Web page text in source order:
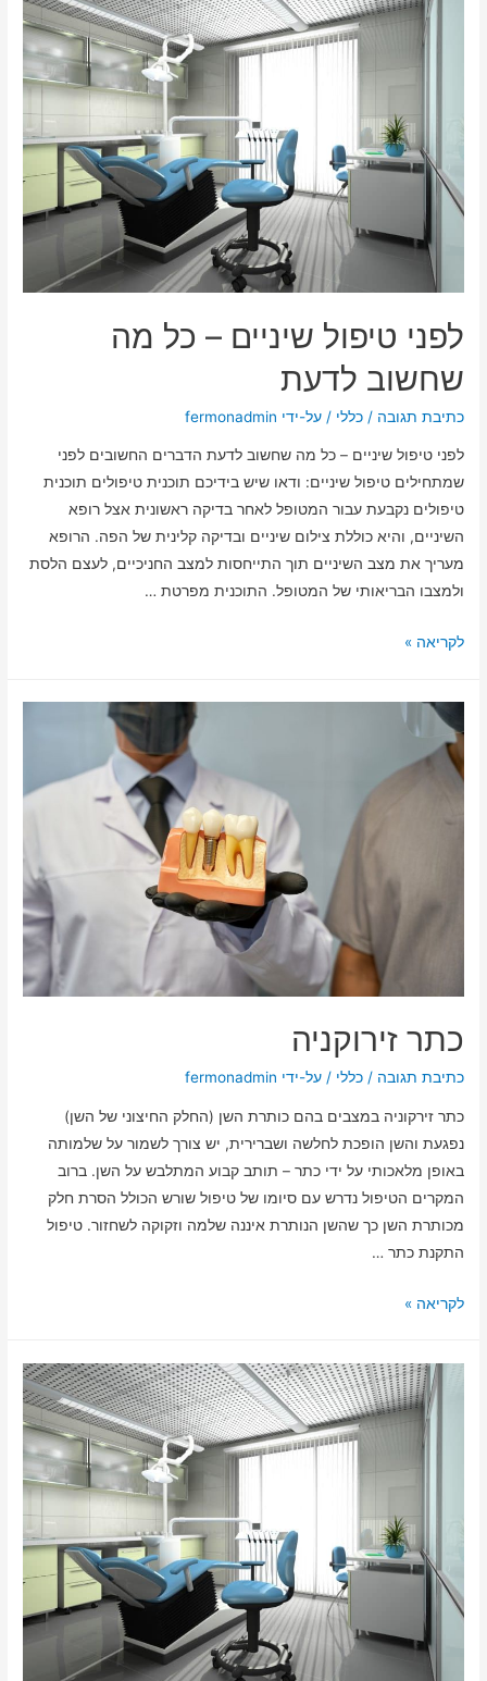
לפני טיפול שיניים – כל מה
שחשוב לדעת
כתיבת תגובה /כללי / על-ידי fermonadmin
לפני טיפול שיניים – כל מה שחשוב לדעת הדברים החשובים לפני
שמתחילים טיפול שיניים: ודאו שיש בידיכם תוכנית טיפולים תוכנית
טיפולים נקבעת עבור המטופל לאחר בדיקה ראשונית אצל רופא
השיניים, והיא כוללת צילום שיניים ובדיקה קלינית של הפה. הרופא
מעריך את מצב השיניים תוך התייחסות למצב החניכיים, לעצם הלסת
ולמצבו הבריאותי של המטופל. התוכנית מפרטת …
לקריאה »
כתר זירוקניה
כתיבת תגובה /כללי / על-ידי fermonadmin
כתר זירקוניה במצבים בהם כותרת השן (החלק החיצוני של השן)
נפגעת והשן הופכת לחלשה ושברירית, יש צורך לשמור על שלמותה
באופן מלאכותי על ידי כתר – תותב קבוע המתלבש על השן. ברוב
המקרים הטיפול נדרש עם סיומו של טיפול שורש הכולל הסרת חלק
מכותרת השן כך שהשן הנותרת איננה שלמה וזקוקה לשחזור. טיפול
התקנת כתר …
לקריאה »